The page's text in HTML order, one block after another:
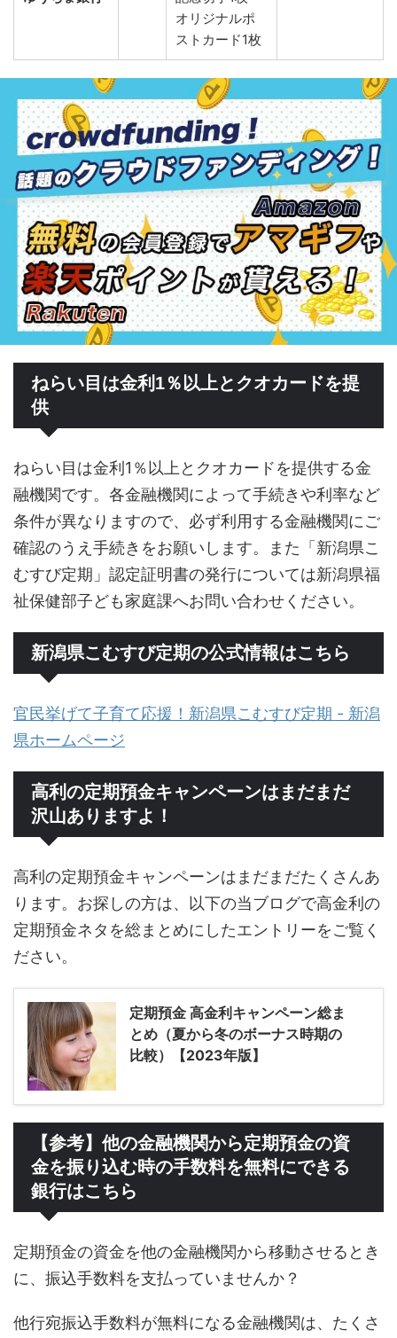
オリジナルポ
ストカード1枚
ねらい目は金利1％以上とクオカードを提
供
ねらい目は金利1％以上とクオカードを提供する金
融機関です。各金融機関によって手続きや利率など
条件が異なりますので、必ず利用する金融機関にご
確認のうえ手続きをお願いします。また「新潟県こ
むすび定期」認定証明書の発行については新潟県福
祉保健部子ども家庭課へお問い合わせください。
新潟県こむすび定期の公式情報はこちら
官民挙げて子育て応援！新潟県こむすび定期 - 新潟
県ホームページ
高利の定期預金キャンペーンはまだまだ
沢山ありますよ！
高利の定期預金キャンペーンはまだまだたくさんあ
ります。お探しの方は、以下の当ブログで高金利の
定期預金ネタを総まとめにしたエントリーをご覧く
ださい。
定期預金 高金利キャンペーン総ま
とめ（夏から冬のボーナス時期の
比較）【2023年版】
【参考】他の金融機関から定期預金の資
金を振り込む時の手数料を無料にできる
銀行はこちら
定期預金の資金を他の金融機関から移動させるとき
に、振込手数料を支払っていませんか？
他行宛振込手数料が無料になる金融機関は、たくさ